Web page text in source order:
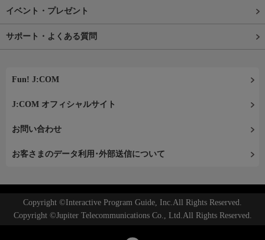
イベント・プレゼント
サポート・よくある質問
Fun! J:COM
J:COM オフィシャルサイト
お問い合わせ
お客さまのデータ利用･外部送信について
Copyright ©Interactive Program Guide, Inc.All Rights Reserved.
Copyright ©Jupiter Telecommunications Co., Ltd.All Rights Reserved.